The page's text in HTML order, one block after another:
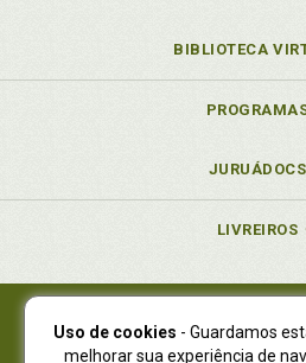
BIBLIOTECA
JURUÁDOCS
LIVREIROS
Juruá Editora Ltda., CNPJ
Uso de cookies - Guardamos
melhorar sua experiência de